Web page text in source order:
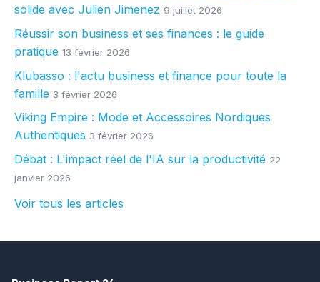
solide avec Julien Jimenez 9 juillet 2026
Réussir son business et ses finances : le guide
pratique 13 février 2026
Klubasso : l'actu business et finance pour toute la
famille 3 février 2026
Viking Empire : Mode et Accessoires Nordiques
Authentiques 3 février 2026
Débat : L'impact réel de l'IA sur la productivité 22
janvier 2026
Voir tous les articles